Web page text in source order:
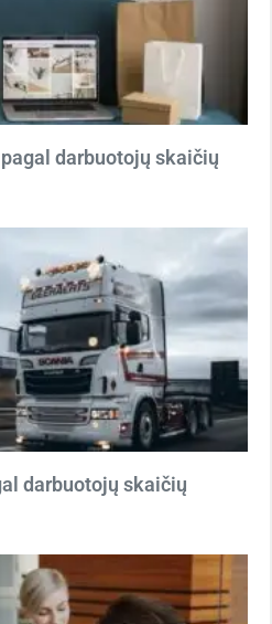
darbuotojų skaičių
darbuotojų skaičių